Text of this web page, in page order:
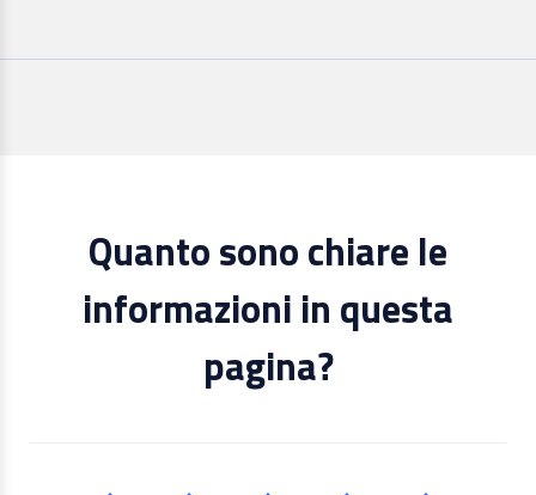
Quanto sono chiare le
informazioni in questa
pagina?